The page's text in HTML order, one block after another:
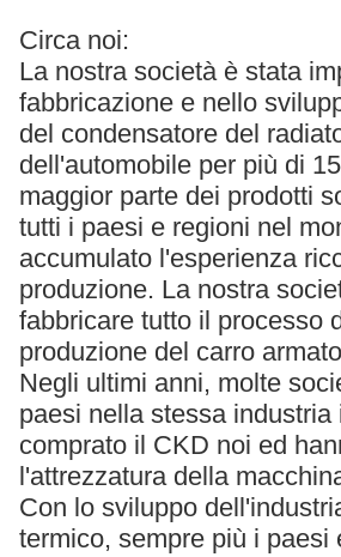
Circa noi:
La nostra società è stata
fabbricazione e nello
del condensatore del
dell'automobile per più di
maggior parte dei prodotti
tutti i paesi e regioni nel
accumulato l'esperienza
produzione. La nostra
fabbricare tutto il processo
produzione del carro
Negli ultimi anni, molte
paesi nella stessa industria
comprato il CKD noi ed
l'attrezzatura della
Con lo sviluppo
termico, sempre più i paesi